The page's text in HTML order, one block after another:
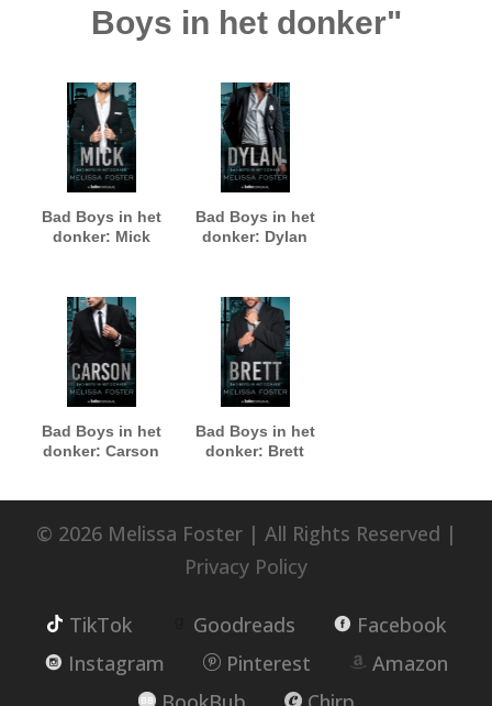
Boys in het donker"
Bad Boys in het
donker: Mick
Bad Boys in het
donker: Dylan
Bad Boys in het
donker: Carson
Bad Boys in het
donker: Brett
© 2026 Melissa Foster | All Rights Reserved |
Privacy Policy
TikTok Goodreads
Facebook
Instagram
Pinterest
Amazon